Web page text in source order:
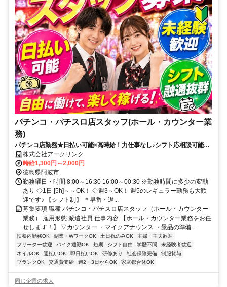
パチンコ・パチスロ店スタッフ(ホール・カウンター業
務)
パチンコ店勤務★日払い可能×高時給！力仕事なし♪シフト応相談可能◎
未経験OK！週3日～OK！
株式会社アークリンク
時給1,300円～2,000円
徳島県阿波市
勤務曜日・時間 8:00～16:30 16:00～00:30 ※勤務時間に多少の変動
あり ◇1日 [5h]～～OK！ ◇週3～OK！ 週5のレギュラー勤務も大歓
迎です♪ 【シフト制】 ＊早番・遅...
募集要項 職種 パチンコ・パチスロ店スタッフ（ホール・カウンター
業務） 雇用形態 派遣社員 仕事内容 【ホール・カウンター業務をお任
せします！】 ▽カウンター ・マイクアナウンス ・景品の準備 ...
扶養内勤務OK 副業・WワークOK 土日祝のみOK
主婦・主夫歓迎
フリーター歓迎
バイク通勤OK 短期 シフト自由 学歴不問
未経験者歓迎
ネイルOK
週払いOK 即日払いOK 研修あり 社会保険完備
制服貸与
ブランクOK
交通費支給 週2・3日からOK 家庭都合休OK
同じ企業の求人